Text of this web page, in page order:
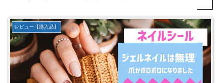
レビュー【購入品】